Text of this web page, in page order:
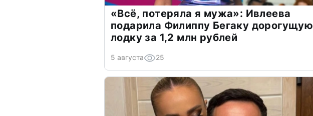
«Всё, потеряла я мужа»: Ивлеева
подарила Филиппу Бегаку дорогущую
лодку за 1,2 млн рублей
5 августа 25